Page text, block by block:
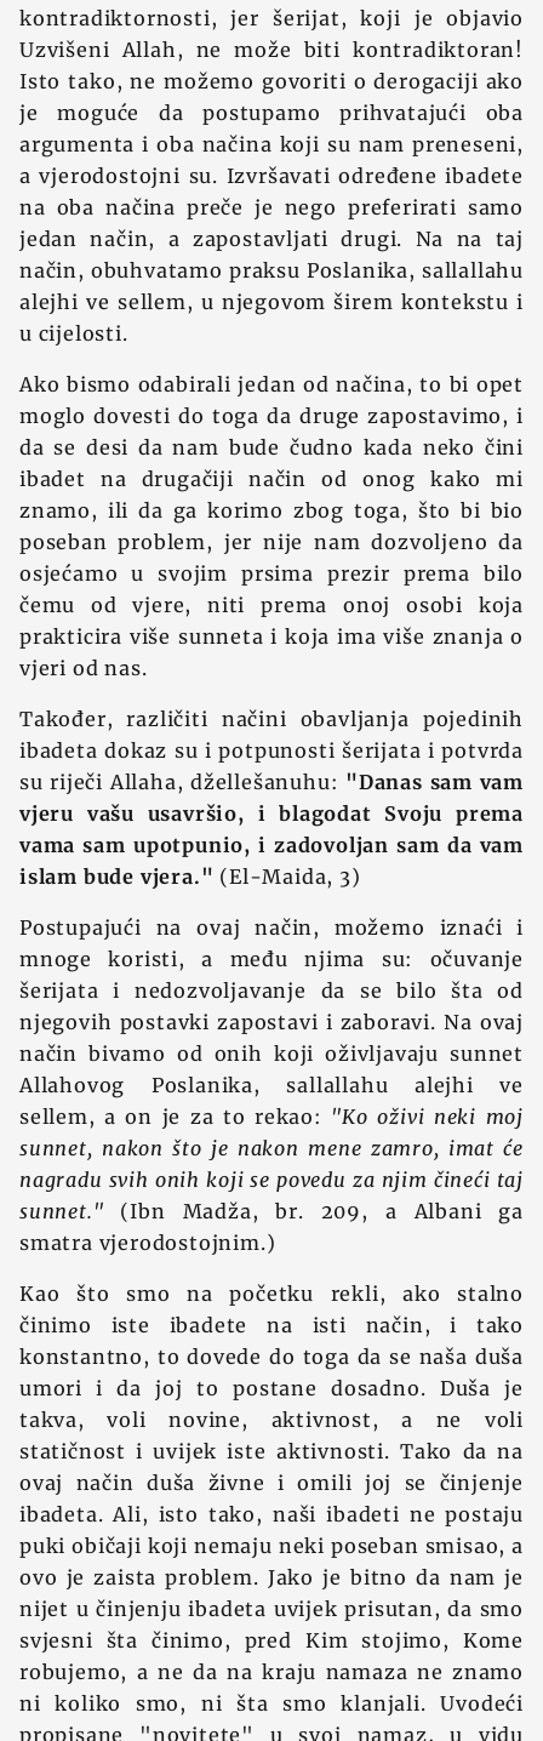
kontradiktornosti, jer šerijat, koji je objavio
Uzvišeni Allah, ne može biti kontradiktoran!
Isto tako, ne možemo govoriti o derogaciji ako
je moguće da postupamo prihvatajući oba
argumenta i oba načina koji su nam preneseni,
a vjerodostojni su. Izvršavati određene ibadete
na oba načina preče je nego preferirati samo
jedan način, a zapostavljati drugi. Na na taj
način, obuhvatamo praksu Poslanika, sallallahu
alejhi ve sellem, u njegovom širem kontekstu i
u cijelosti.
Ako bismo odabirali jedan od načina, to bi opet
moglo dovesti do toga da druge zapostavimo, i
da se desi da nam bude čudno kada neko čini
ibadet na drugačiji način od onog kako mi
znamo, ili da ga korimo zbog toga, što bi bio
poseban problem, jer nije nam dozvoljeno da
osjećamo u svojim prsima prezir prema bilo
čemu od vjere, niti prema onoj osobi koja
prakticira više sunneta i koja ima više znanja o
vjeri od nas.
Također, različiti načini obavljanja pojedinih
ibadeta dokaz su i potpunosti šerijata i potvrda
su riječi Allaha, džellešanuhu: "Danas sam vam
vjeru vašu usavršio, i blagodat Svoju prema
vama sam upotpunio, i zadovoljan sam da vam
islam bude vjera." (El-Maida, 3)
Postupajući na ovaj način, možemo iznaći i
mnoge koristi, a među njima su: očuvanje
šerijata i nedozvoljavanje da se bilo šta od
njegovih postavki zapostavi i zaboravi. Na ovaj
način bivamo od onih koji oživljavaju sunnet
Allahovog Poslanika, sallallahu alejhi ve
sellem, a on je za to rekao: "Ko oživi neki moj
sunnet, nakon što je nakon mene zamro, imat će
nagradu svih onih koji se povedu za njim čineći taj
sunnet." (Ibn Madža, br. 209, a Albani ga
smatra vjerodostojnim.)
Kao što smo na početku rekli, ako stalno
činimo iste ibadete na isti način, i tako
konstantno, to dovede do toga da se naša duša
umori i da joj to postane dosadno. Duša je
takva, voli novine, aktivnost, a ne voli
statičnost i uvijek iste aktivnosti. Tako da na
ovaj način duša živne i omili joj se činjenje
ibadeta. Ali, isto tako, naši ibadeti ne postaju
puki običaji koji nemaju neki poseban smisao, a
ovo je zaista problem. Jako je bitno da nam je
nijet u činjenju ibadeta uvijek prisutan, da smo
svjesni šta činimo, pred Kim stojimo, Kome
robujemo, a ne da na kraju namaza ne znamo
ni koliko smo, ni šta smo klanjali. Uvodeći
propisane "novitete" u svoj namaz, u vidu